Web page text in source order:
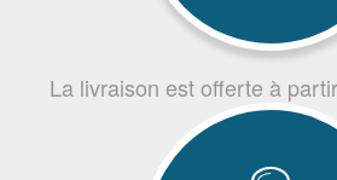
La livraison est offerte à